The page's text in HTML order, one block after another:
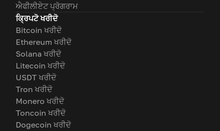
ਐਫੀਲੀਏਟ ਪ੍ਰੋਗਰਾਮ
ਕ੍ਰਿਪਟੋ ਖਰੀਦੋ
Bitcoin ਖਰੀਦੋ
Ethereum ਖਰੀਦੋ
Solana ਖਰੀਦੋ
Litecoin ਖਰੀਦੋ
USDT ਖਰੀਦੋ
Tron ਖਰੀਦੋ
Monero ਖਰੀਦੋ
Toncoin ਖਰੀਦੋ
Dogecoin ਖਰੀਦੋ